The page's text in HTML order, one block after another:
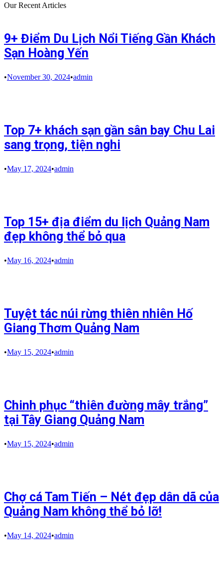
Our Recent Articles
9+ Điểm Du Lịch Nổi Tiếng Gần Khách
Sạn Hoàng Yến
•November 30, 2024•admin
Top 7+ khách sạn gần sân bay Chu Lai
sang trọng, tiện nghi
•May 17, 2024•admin
Top 15+ địa điểm du lịch Quảng Nam
đẹp không thể bỏ qua
•May 16, 2024•admin
Tuyệt tác núi rừng thiên nhiên Hố
Giang Thơm Quảng Nam
•May 15, 2024•admin
Chinh phục “thiên đường mây trắng”
tại Tây Giang Quảng Nam
•May 15, 2024•admin
Chợ cá Tam Tiến – Nét đẹp dân dã của
Quảng Nam không thể bỏ lỡ!
•May 14, 2024•admin